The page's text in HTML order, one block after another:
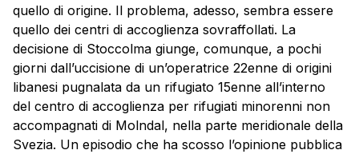
quello di origine. Il problema, adesso, sembra essere
quello dei centri di accoglienza sovraffollati. La
decisione di Stoccolma giunge, comunque, a pochi
giorni dall’uccisione di un’operatrice 22enne di origini
libanesi pugnalata da un rifugiato 15enne all’interno
del centro di accoglienza per rifugiati minorenni non
accompagnati di Molndal, nella parte meridionale della
Svezia. Un episodio che ha scosso l’opinione pubblica